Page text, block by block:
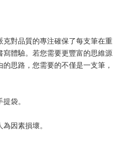
對品質的專注確保了每支筆在重
體驗。若您需要更豐富的思維源
思路，您需要的不僅是一支筆，
袋。
因素損壞。